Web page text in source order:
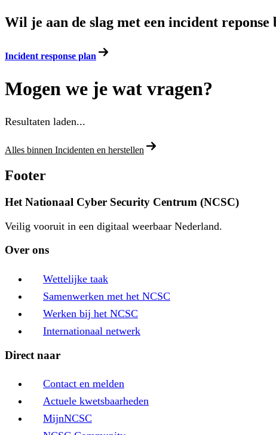
Wil je aan de slag met een incident reponse
Incident response plan
Mogen we je wat vragen?
Resultaten laden...
Alles binnen Incidenten en herstellen
Footer
Het Nationaal Cyber Security Centrum (NCSC)
Veilig vooruit in een digitaal weerbaar Nederland.
Over ons
Wettelijke taak
Samenwerken met het NCSC
Werken bij het NCSC
Internationaal netwerk
Direct naar
Contact en melden
Actuele kwetsbaarheden
MijnNCSC